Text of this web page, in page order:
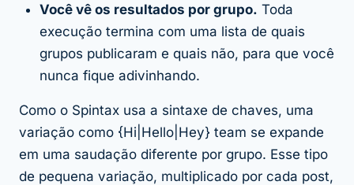
Você vê os resultados por grupo. Toda
execução termina com uma lista de quais
grupos publicaram e quais não, para que você
nunca fique adivinhando.
Como o Spintax usa a sintaxe de chaves, uma
variação como {Hi|Hello|Hey} team se expande
em uma saudação diferente por grupo. Esse tipo
de pequena variação, multiplicado por cada post,